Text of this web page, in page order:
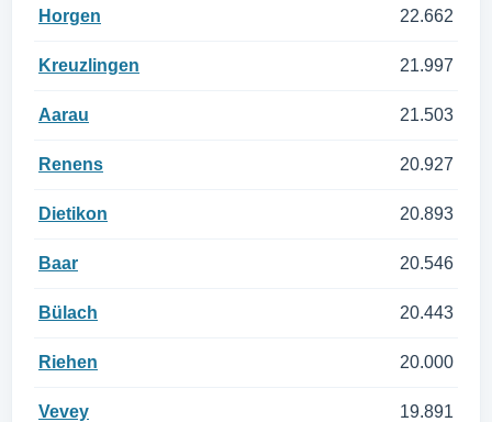
Horgen 22.662
Kreuzlingen 21.997
Aarau 21.503
Renens 20.927
Dietikon 20.893
Baar 20.546
Bülach 20.443
Riehen 20.000
Vevey 19.891